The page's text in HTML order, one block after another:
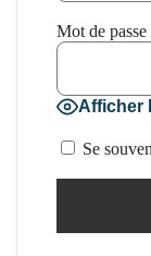
Mot de passe
Afficher
Se